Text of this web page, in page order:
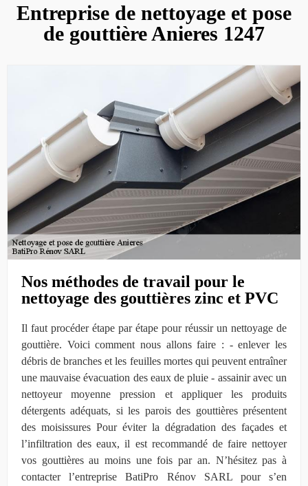
Entreprise de nettoyage et pose
de gouttière Anieres 1247
Nos méthodes de travail pour le
nettoyage des gouttières zinc et PVC
Il faut procéder étape par étape pour réussir un nettoyage de
gouttière. Voici comment nous allons faire : - enlever les
débris de branches et les feuilles mortes qui peuvent entraîner
une mauvaise évacuation des eaux de pluie - assainir avec un
nettoyeur moyenne pression et appliquer les produits
détergents adéquats, si les parois des gouttières présentent
des moisissures Pour éviter la dégradation des façades et
l’infiltration des eaux, il est recommandé de faire nettoyer
vos gouttières au moins une fois par an. N’hésitez pas à
contacter l’entreprise BatiPro Rénov SARL pour s’en